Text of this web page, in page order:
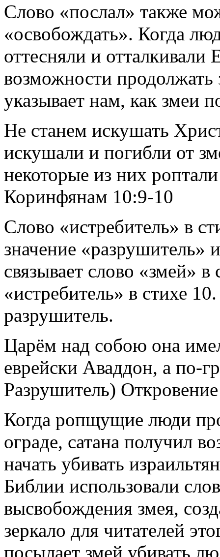
Слово «послал» также
«освобождать». Когда
оттесняли и
возможности
указывает нам, как змеи
Не станем искушать
искушали и погибли от
некоторые из них
Коринфянам 10:9-10
Слово «истребитель» в
значение «разрушитель»
связывает слово «змей» в
«истребитель» в стихе
разрушитель.
Царём над собою она
еврейски Аваддон, а
Разрушитель)
Когда ропщущие люди
ограде, сатана получил
начать убивать
Библии использовали
высвобождения змея,
зеркало для читателей
посылает змей убивать